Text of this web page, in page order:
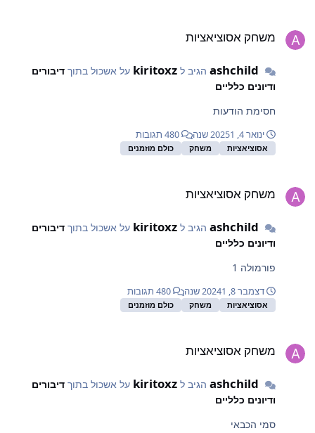
משחק אסוציאציות
ashchildהגיב ל kiritoxz על אשכול בתוך דיבורים
ודיונים כלליים
חסימת הודעות
ינואר 4, 2025 1 שנה
אסוציאציות משחק כולם מוזמנים
משחק אסוציאציות
ashchildהגיב ל kiritoxz על אשכול בתוך דיבורים
ודיונים כלליים
פורמולה 1
דצמבר 8, 2024 1 שנה
אסוציאציות משחק כולם מוזמנים
משחק אסוציאציות
ashchildהגיב ל kiritoxz על אשכול בתוך דיבורים
ודיונים כלליים
סמי הכבאי